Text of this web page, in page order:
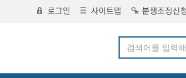
로그인 사이트맵 분쟁조정신